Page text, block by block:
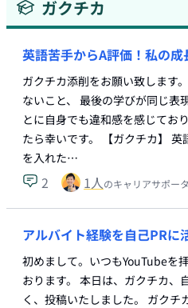
ガクチカ
英語苦手からA評価！私の成
ガクチカ添削をお願い致します
ないこと、 最後の学びが同じ表
とに自身でも違和感を感じてお
たら幸いです。 【ガクチカ】
を入れた…
2 1人のキャリアサポー
アルバイト経験を自己PRに
初めまして。いつもYouTubeを
おります。 本日は、ガクチカ、
く、投稿いたしました。 ガクチ